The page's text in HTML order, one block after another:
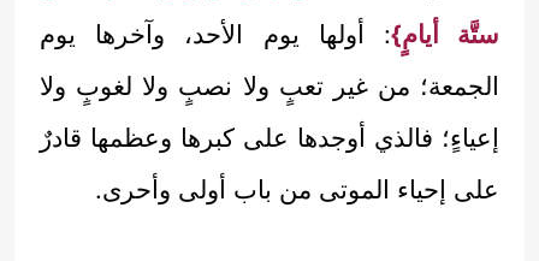
ستَّة أيامٍ}: أولها يوم الأحد، وآخرها يوم
الجمعة؛ من غير تعبٍ ولا نصبٍ ولا لغوبٍ ولا
إعياءٍ؛ فالذي أوجدها على كبرها وعظمها قادرٌ
على إحياء الموتى من باب أولى وأحرى.